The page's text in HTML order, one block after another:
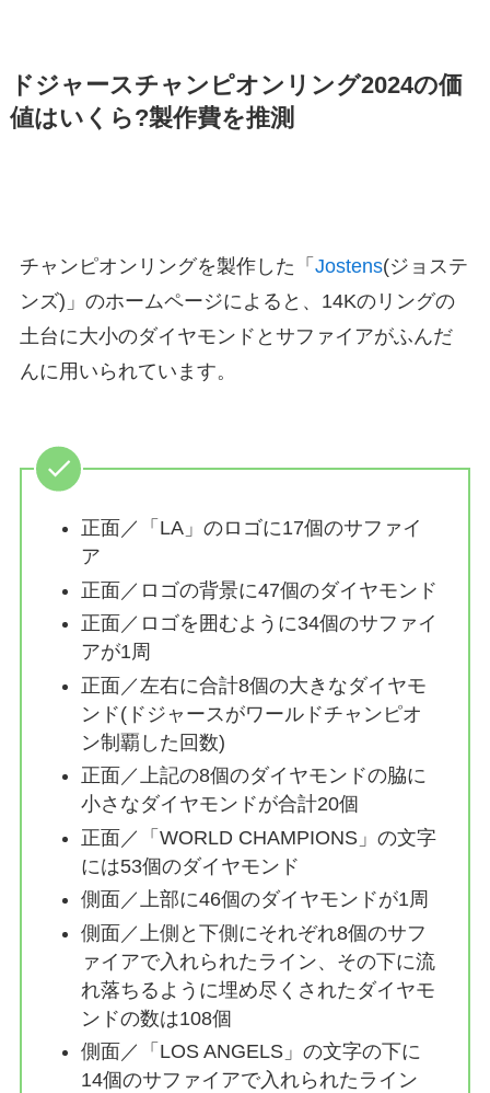
ドジャースチャンピオンリング2024の価
値はいくら?製作費を推測
チャンピオンリングを製作した「 Jostens(ジョステ
ンズ)」のホームページによると、14Kのリングの
土台に大小のダイヤモンドとサファイアがふんだ
んに用いられています。
正面／「LA」のロゴに17個のサファイ
ア
正面／ロゴの背景に47個のダイヤモンド
正面／ロゴを囲むように34個のサファイ
アが1周
正面／左右に合計8個の大きなダイヤモ
ンド(ドジャースがワールドチャンピオ
ン制覇した回数)
正面／上記の8個のダイヤモンドの脇に
小さなダイヤモンドが合計20個
正面／「WORLD CHAMPIONS」の文字
には53個のダイヤモンド
側面／上部に46個のダイヤモンドが1周
側面／上側と下側にそれぞれ8個のサフ
ァイアで入れられたライン、その下に流
れ落ちるように埋め尽くされたダイヤモ
ンドの数は108個
側面／「LOS ANGELS」の文字の下に
14個のサファイアで入れられたライン